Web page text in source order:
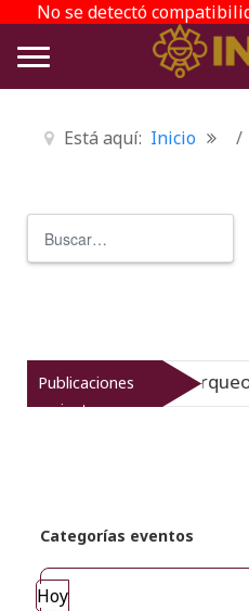
No se detectó
Está aquí: Inicio
Publicaciones
recientes
el patrimonio
Categorías eventos
Hoy